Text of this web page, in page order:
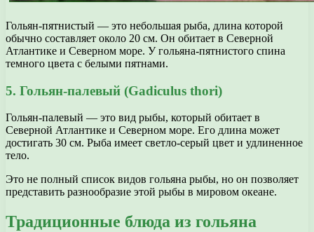
Гольян-пятнистый — это небольшая рыба, длина которой
обычно составляет около 20 см. Он обитает в Северной
Атлантике и Северном море. У гольяна-пятнистого спина
темного цвета с белыми пятнами.
5. Гольян-палевый (Gadiculus thori)
Гольян-палевый — это вид рыбы, который обитает в
Северной Атлантике и Северном море. Его длина может
достигать 30 см. Рыба имеет светло-серый цвет и удлиненное
тело.
Это не полный список видов гольяна рыбы, но он позволяет
представить разнообразие этой рыбы в мировом океане.
Традиционные блюда из гольяна